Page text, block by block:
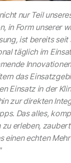
nur Teil
in Form unserer
ist bereits seit
täglich im
das
Einsatz in der
zur direkten
Das alles,
erleben,
einen echten